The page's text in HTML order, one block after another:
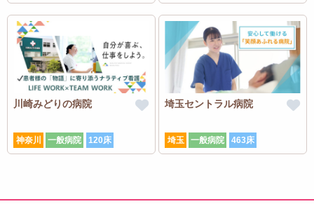
川崎みどりの病院
神奈川 一般病院 120床
埼玉セントラル病院
埼玉 一般病院 463床